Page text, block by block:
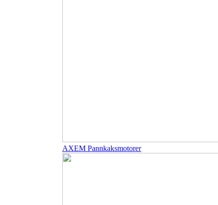
AXEM Pannkaksmotorer